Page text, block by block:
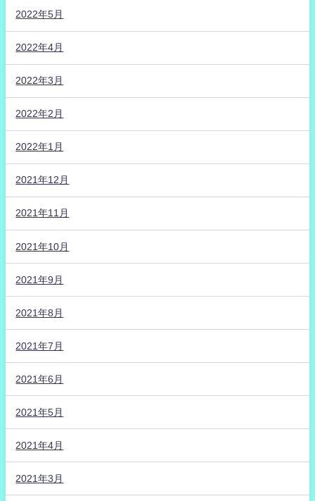
2022年5月
2022年4月
2022年3月
2022年2月
2022年1月
2021年12月
2021年11月
2021年10月
2021年9月
2021年8月
2021年7月
2021年6月
2021年5月
2021年4月
2021年3月